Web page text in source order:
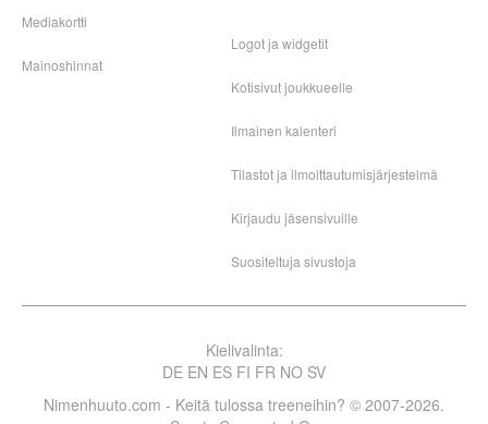
Mediakortti
Mainoshinnat
Logot ja widgetit
Kotisivut joukkueelle
Ilmainen kalenteri
Tilastot ja ilmoittautumisjärjestelmä
Kirjaudu jäsensivuille
Suositeltuja sivustoja
Kielivalinta:
DE EN ES FI FR NO SV
Nimenhuuto.com - Keitä tulossa treeneihin? © 2007-2026.